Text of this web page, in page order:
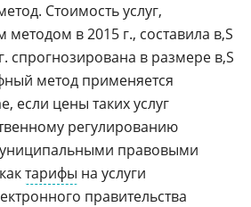
Стоимость услуг,
методом в 2015 г., составила
спрогнозирована в размере
метод применяется
если цены таких услуг
регулированию
правовыми
тарифы на услуги
правительства